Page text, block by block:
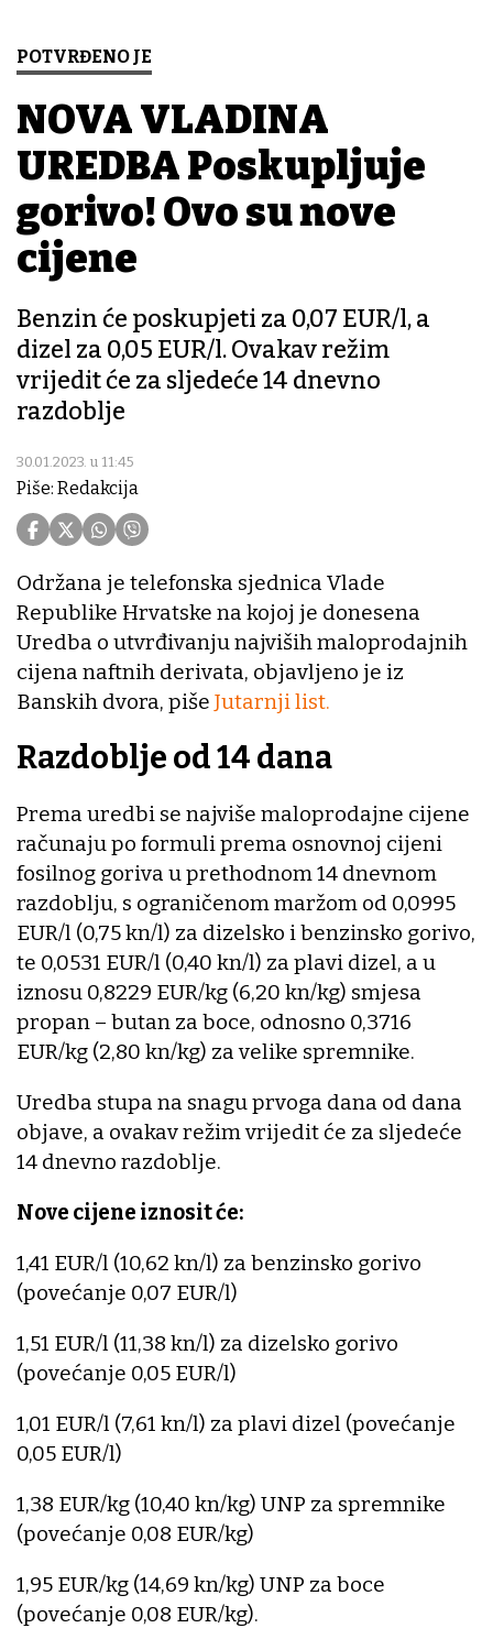
POTVRĐENO JE
NOVA VLADINA
UREDBA Poskupljuje
gorivo! Ovo su nove
cijene
Benzin će poskupjeti za 0,07 EUR/l, a
dizel za 0,05 EUR/l. Ovakav režim
vrijedit će za sljedeće 14 dnevno
razdoblje
30.01.2023. u 11:45
Piše: Redakcija
Održana je telefonska sjednica Vlade
Republike Hrvatske na kojoj je donesena
Uredba o utvrđivanju najviših maloprodajnih
cijena naftnih derivata, objavljeno je iz
Banskih dvora, piše Jutarnji list.
Razdoblje od 14 dana
Prema uredbi se najviše maloprodajne cijene
računaju po formuli prema osnovnoj cijeni
fosilnog goriva u prethodnom 14 dnevnom
razdoblju, s ograničenom maržom od 0,0995
EUR/l (0,75 kn/l) za dizelsko i benzinsko gorivo,
te 0,0531 EUR/l (0,40 kn/l) za plavi dizel, a u
iznosu 0,8229 EUR/kg (6,20 kn/kg) smjesa
propan – butan za boce, odnosno 0,3716
EUR/kg (2,80 kn/kg) za velike spremnike.
Uredba stupa na snagu prvoga dana od dana
objave, a ovakav režim vrijedit će za sljedeće
14 dnevno razdoblje.
Nove cijene iznosit će:
1,41 EUR/l (10,62 kn/l) za benzinsko gorivo
(povećanje 0,07 EUR/l)
1,51 EUR/l (11,38 kn/l) za dizelsko gorivo
(povećanje 0,05 EUR/l)
1,01 EUR/l (7,61 kn/l) za plavi dizel (povećanje
0,05 EUR/l)
1,38 EUR/kg (10,40 kn/kg) UNP za spremnike
(povećanje 0,08 EUR/kg)
1,95 EUR/kg (14,69 kn/kg) UNP za boce
(povećanje 0,08 EUR/kg).